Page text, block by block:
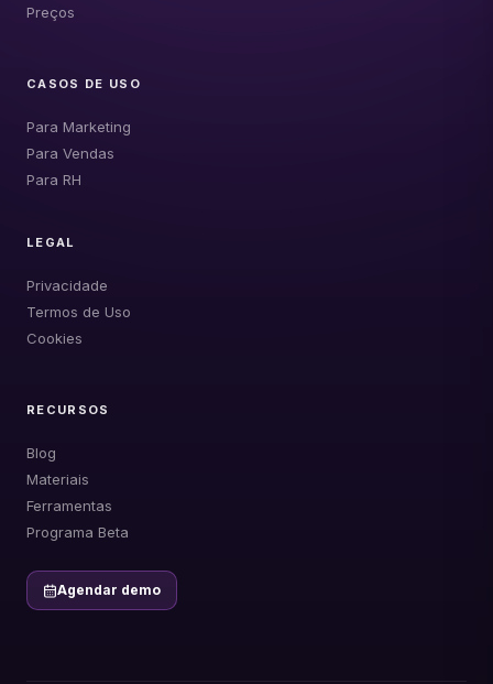
Preços
CASOS DE USO
Para Marketing
Para Vendas
Para RH
LEGAL
Privacidade
Termos de Uso
Cookies
RECURSOS
Blog
Materiais
Ferramentas
Programa Beta
Agendar demo